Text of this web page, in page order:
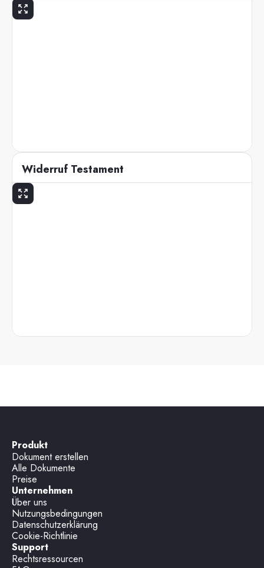
Widerruf Testament
Produkt
Dokument erstellen
Alle Dokumente
Preise
Unternehmen
Über uns
Nutzungsbedingungen
Datenschutzerklärung
Cookie-Richtlinie
Support
Rechtsressourcen